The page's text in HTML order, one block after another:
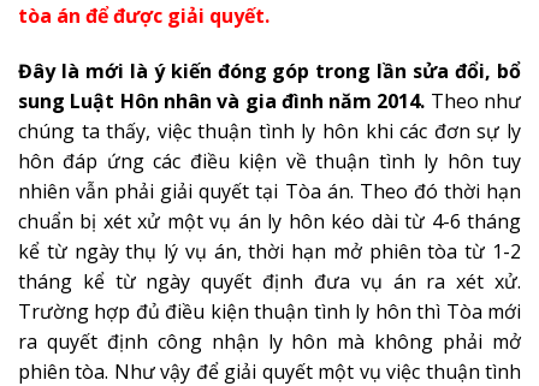
tòa án để được giải quyết.
Đây là mới là ý kiến đóng góp trong lần sửa đổi, bổ
sung Luật Hôn nhân và gia đình năm 2014. Theo như
chúng ta thấy, việc thuận tình ly hôn khi các đơn sự ly
hôn đáp ứng các điều kiện về thuận tình ly hôn tuy
nhiên vẫn phải giải quyết tại Tòa án. Theo đó thời hạn
chuẩn bị xét xử một vụ án ly hôn kéo dài từ 4-6 tháng
kể từ ngày thụ lý vụ án, thời hạn mở phiên tòa từ 1-2
tháng kể từ ngày quyết định đưa vụ án ra xét xử.
Trường hợp đủ điều kiện thuận tình ly hôn thì Tòa mới
ra quyết định công nhận ly hôn mà không phải mở
phiên tòa. Như vậy để giải quyết một vụ việc thuận tình